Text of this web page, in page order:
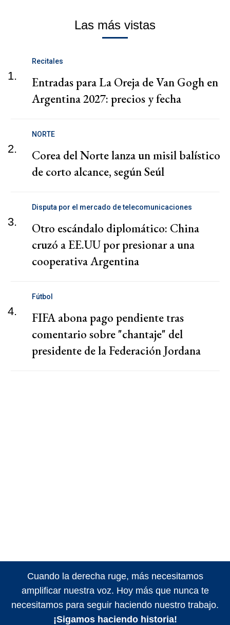
Las más vistas
1.
Recitales
Entradas para La Oreja de Van Gogh en
Argentina 2027: precios y fecha
2.
NORTE
Corea del Norte lanza un misil balístico
de corto alcance, según Seúl
3.
Disputa por el mercado de telecomunicaciones
Otro escándalo diplomático: China
cruzó a EE.UU por presionar a una
cooperativa Argentina
4.
Fútbol
FIFA abona pago pendiente tras
comentario sobre "chantaje" del
presidente de la Federación Jordana
Cuando la derecha ruge, más necesitamos
amplificar nuestra voz. Hoy más que nunca te
necesitamos para seguir haciendo nuestro trabajo.
¡Sigamos haciendo historia!